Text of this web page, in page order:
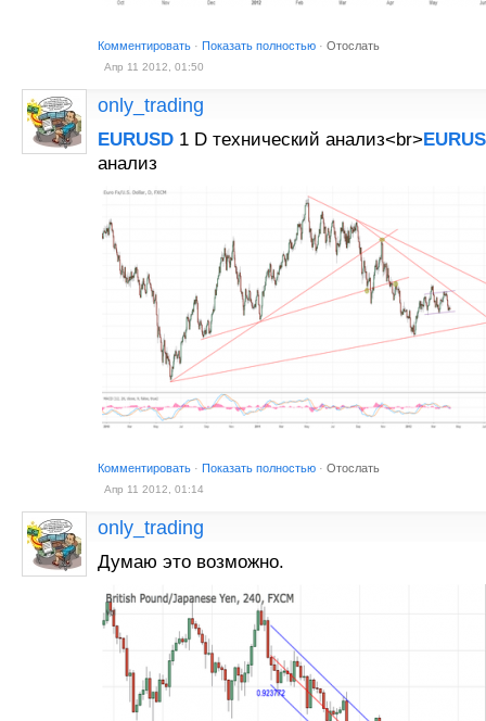
Комментировать · Показать полностью · Отослать
Апр 11 2012, 01:50
only_trading
EURUSD 1 D технический анализ<br>
анализ
Комментировать · Показать полностью · Отослать
Апр 11 2012, 01:14
only_trading
Думаю это возможно.